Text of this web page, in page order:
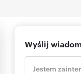
Wyślij